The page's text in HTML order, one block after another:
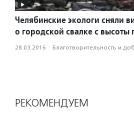
Челябинские экологи сняли
о городской свалке с высоты
28.03.2016 · Благотвори­тель­ность и
РЕКОМЕНДУЕМ